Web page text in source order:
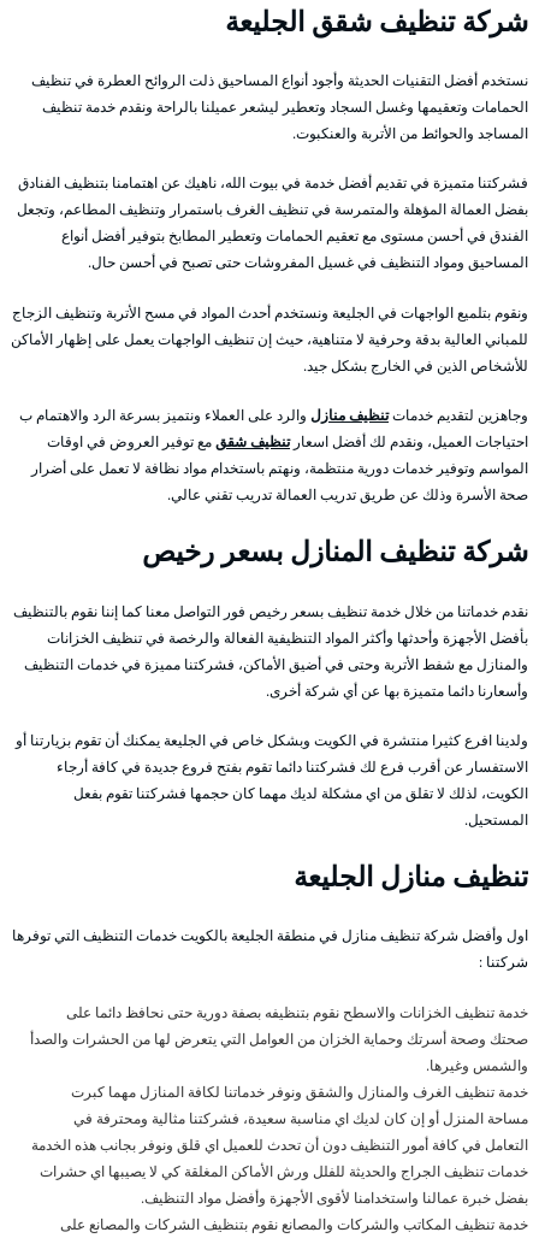
شركة تنظيف شقق الجليعة
نستخدم أفضل التقنيات الحديثة وأجود أنواع المساحيق ذلت الروائح العطرة في تنظيف
الحمامات وتعقيمها وغسل السجاد وتعطير ليشعر عميلنا بالراحة ونقدم خدمة تنظيف
المساجد والحوائط من الأتربة والعنكبوت.
فشركتنا متميزة في تقديم أفضل خدمة في بيوت الله، ناهيك عن اهتمامنا بتنظيف الفنادق
بفضل العمالة المؤهلة والمتمرسة في تنظيف الغرف باستمرار وتنظيف المطاعم، وتجعل
الفندق في أحسن مستوى مع تعقيم الحمامات وتعطير المطابخ بتوفير أفضل أنواع
المساحيق ومواد التنظيف في غسيل المفروشات حتى تصبح في أحسن حال.
ونقوم بتلميع الواجهات في الجليعة ونستخدم أحدث المواد في مسح الأتربة وتنظيف الزجاج
للمباني العالية بدقة وحرفية لا متناهية، حيث إن تنظيف الواجهات يعمل على إظهار الأماكن
للأشخاص الذين في الخارج بشكل جيد.
وجاهزين لتقديم خدماتتنظيف منازل والرد على العملاء ونتميز بسرعة الرد والاهتمام ب
احتياجات العميل، ونقدم لك أفضل اسعارتنظيف شققمع توفير العروض في اوقات
المواسم وتوفير خدمات دورية منتظمة، ونهتم باستخدام مواد نظافة لا تعمل على أضرار
صحة الأسرة وذلك عن طريق تدريب العمالة تدريب تقني عالي.
شركة تنظيف المنازل بسعر رخيص
نقدم خدماتنا من خلال خدمة تنظيف بسعر رخيص فور التواصل معنا كما إننا نقوم بالتنظيف
بأفضل الأجهزة وأحدثها وأكثر المواد التنظيفية الفعالة والرخصة في تنظيف الخزانات
والمنازل مع شفط الأتربة وحتى في أضيق الأماكن، فشركتنا مميزة في خدمات التنظيف
وأسعارنا دائما متميزة بها عن أي شركة أخرى.
ولدينا افرع كثيرا منتشرة في الكويت وبشكل خاص في الجليعة يمكنك أن تقوم بزيارتنا أو
الاستفسار عن أقرب فرع لك فشركتنا دائما تقوم بفتح فروع جديدة في كافة أرجاء
الكويت، لذلك لا تقلق من اي مشكلة لديك مهما كان حجمها فشركتنا تقوم بفعل
المستحيل.
تنظيف منازل الجليعة
اول وأفضل شركة تنظيف منازل في منطقة الجليعة بالكويت خدمات التنظيف التي توفرها
شركتنا :
خدمة تنظيف الخزانات والاسطح نقوم بتنظيفه بصفة دورية حتى نحافظ دائما على
صحتك وصحة أسرتك وحماية الخزان من العوامل التي يتعرض لها من الحشرات والصدأ
والشمس وغيرها.
خدمة تنظيف الغرف والمنازل والشقق ونوفر خدماتنا لكافة المنازل مهما كبرت
مساحة المنزل أو إن كان لديك اي مناسبة سعيدة، فشركتنا مثالية ومحترفة في
التعامل في كافة أمور التنظيف دون أن تحدث للعميل اي قلق ونوفر بجانب هذه الخدمة
خدمات تنظيف الجراج والحديثة للفلل ورش الأماكن المغلقة كي لا يصيبها اي حشرات
بفضل خبرة عمالنا واستخدامنا لأقوى الأجهزة وأفضل مواد التنظيف.
خدمة تنظيف المكاتب والشركات والمصانع نقوم بتنظيف الشركات والمصانع على